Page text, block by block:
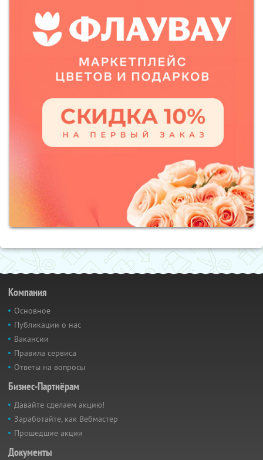
Компания
Основное
Публикации о нас
Вакансии
Правила сервиса
Ответы на вопросы
Бизнес-Партнёрам
Давайте сделаем акцию!
Заработайте, как Вебмастер
Прошедшие акции
Документы